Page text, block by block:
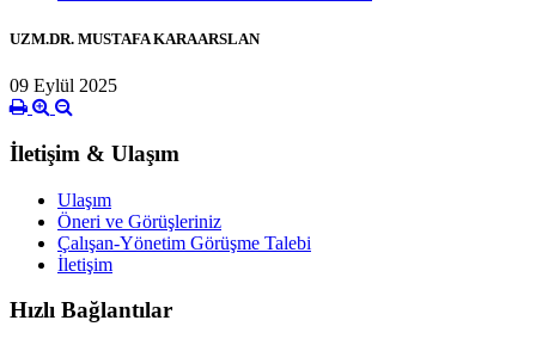
UZM.DR. MUSTAFA KARAARSLAN
09 Eylül 2025
İletişim & Ulaşım
Ulaşım
Öneri ve Görüşleriniz
Çalışan-Yönetim Görüşme Talebi
İletişim
Hızlı Bağlantılar